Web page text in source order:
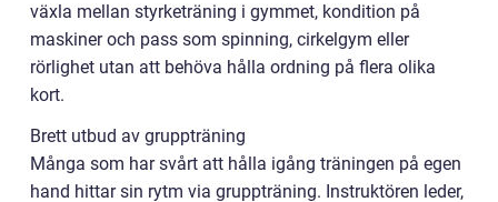
växla mellan styrketräning i gymmet, kondition på
maskiner och pass som spinning, cirkelgym eller
rörlighet utan att behöva hålla ordning på flera olika
kort.
Brett utbud av gruppträning
Många som har svårt att hålla igång träningen på egen
hand hittar sin rytm via gruppträning. Instruktören leder,